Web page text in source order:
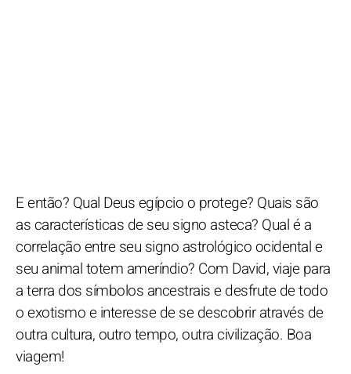
E então? Qual Deus egípcio o protege? Quais são
as características de seu signo asteca? Qual é a
correlação entre seu signo astrológico ocidental e
seu animal totem ameríndio? Com David, viaje para
a terra dos símbolos ancestrais e desfrute de todo
o exotismo e interesse de se descobrir através de
outra cultura, outro tempo, outra civilização. Boa
viagem!